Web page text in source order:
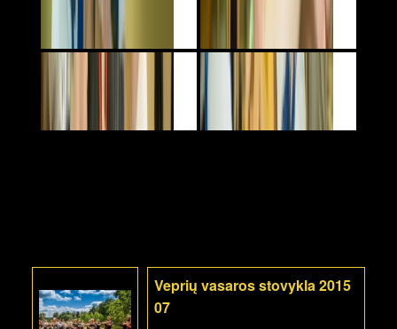
Veprių vasaros stovykla 2015
07